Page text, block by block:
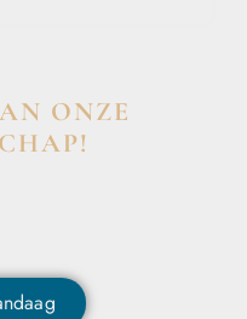
ONZE